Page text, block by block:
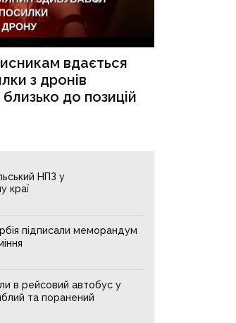
вдається
з дронів
до позицій
НПЗ у
краї
підписали меморандум
в рейсовий автобус у
та поранений